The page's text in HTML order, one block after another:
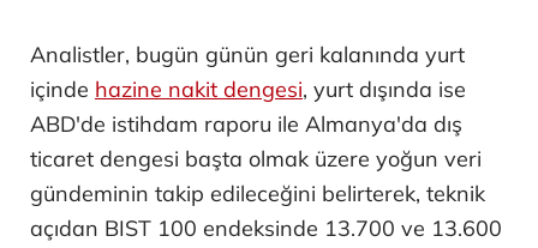
Analistler, bugün günün geri kalanında yurt
içinde hazine nakit dengesi, yurt dışında ise
ABD'de istihdam raporu ile Almanya'da dış
ticaret dengesi başta olmak üzere yoğun veri
gündeminin takip edileceğini belirterek, teknik
açıdan BIST 100 endeksinde 13.700 ve 13.600